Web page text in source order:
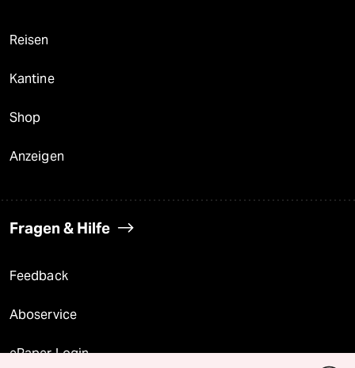
Reisen
Kantine
Shop
Anzeigen
Fragen & Hilfe
Feedback
Aboservice
ePaper Login